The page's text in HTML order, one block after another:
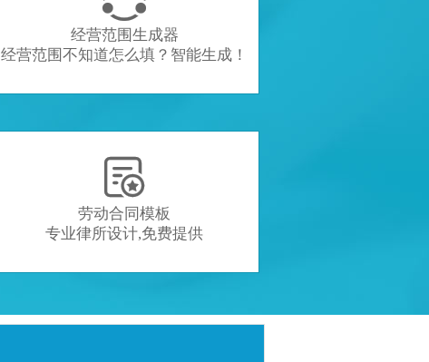
经营范围生成器
经营范围不知道怎么填？智能生成！

劳动合同模板
专业律所设计,免费提供